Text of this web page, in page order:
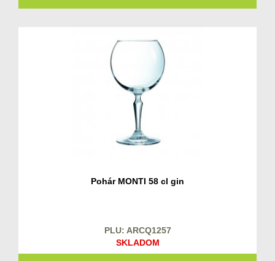
Pohár MONTI 58 cl gin
PLU: ARCQ1257
SKLADOM